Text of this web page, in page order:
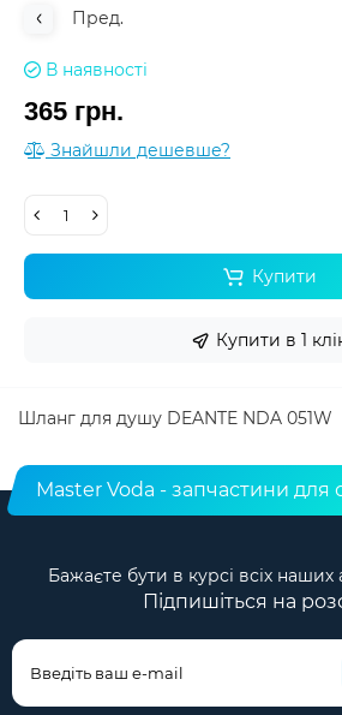
Пред.
В наявності
365 грн.
Знайшли дешевше?
Купити
Купити в 1
Шланг для душу DEANTE NDA 051W
Master Voda - запчастини для
Бажаєте бути в курсі всіх наших
Підпишіться на